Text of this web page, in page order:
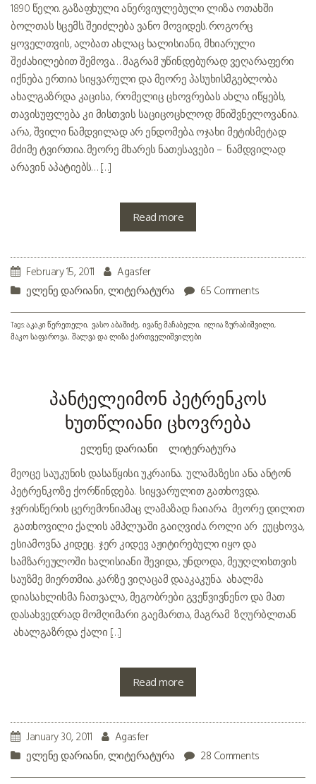
1890 წელი. გაზაფხული. ანერვიულებული ლიზა ოთახში
ბოლთას სცემს. შეიძლება ვანო მოვიდეს. როგორც
ყოველთვის, ალბათ ახლაც ხალისიანი, მხიარული
შეძახილებით შემოვა… მაგრამ უწინდებურად ვეღარაფერი
იქნება. ერთია სიყვარული და მეორე პასუხისმგებლობა
ახალგაზრდა კაცისა, რომელიც ცხოვრებას ახლა იწყებს,
თავისუფლება კი მისთვის საციცოცხლოდ მნიშვნელოვანია.
არა, შვილი ნამდვილად არ ენდომება. ოჯახი მეტისმეტად
მძიმე ტვირთია. მეორე მხარეს ნათესავები – ნამდვილად
არავინ აპატიებს… […]
Read more
February 15, 2011
Agasfer
ელენე დარიანი,ლიტერატურა 65 Comments
Tags:აკაკი წერეთელი ვასო აბაშიძე ივანე მაჩაბელი ილია ზურაბიშვილი
მაკო საფაროვა შალვა და ლიზა ქართველიშვილები
პანტელეიმონ პეტრენკოს
ხუთწლიანი ცხოვრება
ᲔᲚᲔᲜᲔ ᲓᲐᲠᲘᲐᲜᲘ ᲚᲘᲢᲔᲠᲐᲢᲣᲠᲐ
მეოცე საუკუნის დასაწყისი. უკრაინა. ულამაზესი ანა ანტონ
პეტრენკოზე ქორწინდება. სიყვარულით გათხოვდა.
ჯვრისწერის ცერემონიამაც ლამაზად ჩაიარა. მეორე დილით
გათხოვილი ქალის ამპლუაში გაიღვიძა. როლი არ ეუცხოვა,
ესიამოვნა კიდეც. ჯერ კიდევ აჟიტირებული იყო და
სამზარეულოში ხალისიანი შევიდა, უნდოდა, მეუღლისთვის
საუზმე მიერთმია. კარზე ვიღაცამ დააკაკუნა. ახალმა
დიასახლისმა ჩათვალა, მეგობრები გვეწვივნენო და მათ
დასახვედრად მომღიმარი გაემართა, მაგრამ ზღურბლთან
ახალგაზრდა ქალი […]
Read more
January 30, 2011
Agasfer
ელენე დარიანი,ლიტერატურა 28 Comments